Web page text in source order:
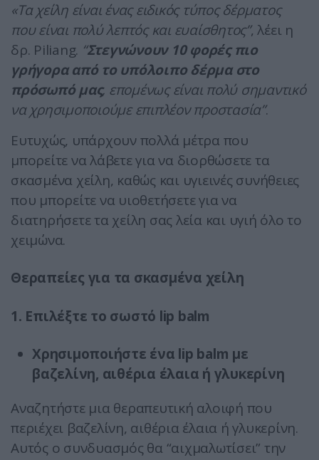
«Τα χείλη είναι ένας ειδικός τύπος δέρματος
που είναι πολύ λεπτός και ευαίσθητος”, λέει η
δρ. Piliang. “Στεγνώνουν 10 φορές πιο
γρήγορα από το υπόλοιπο δέρμα στο
πρόσωπό μας, επομένως είναι πολύ σημαντικό
να χρησιμοποιούμε επιπλέον προστασία”.
Ευτυχώς, υπάρχουν πολλά μέτρα που
μπορείτε να λάβετε για να διορθώσετε τα
σκασμένα χείλη, καθώς και υγιεινές συνήθειες
που μπορείτε να υιοθετήσετε για να
διατηρήσετε τα χείλη σας λεία και υγιή όλο το
χειμώνα.
Θεραπείες για τα σκασμένα χείλη
1. Επιλέξτε το σωστό lip balm
Χρησιμοποιήστε ένα lip balm με
βαζελίνη, αιθέρια έλαια ή γλυκερίνη
Αναζητήστε μια θεραπευτική αλοιφή που
περιέχει βαζελίνη, αιθέρια έλαια ή γλυκερίνη.
Αυτός ο συνδυασμός θα “αιχμαλωτίσει” την